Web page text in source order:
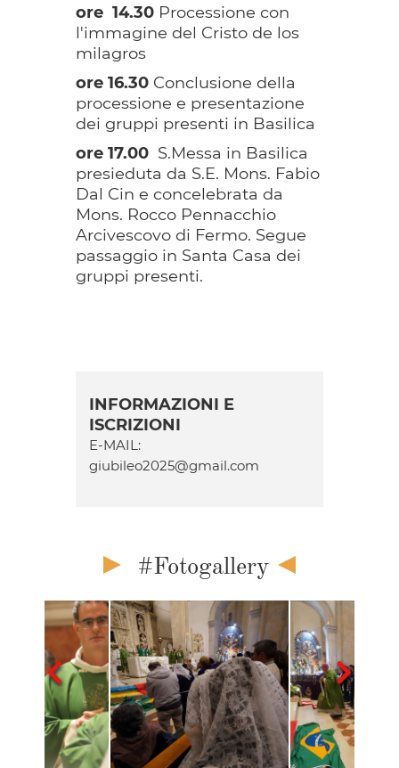
ore 14.30 Processione con
l'immagine del Cristo de los
milagros
ore 16.30Conclusione della
processione e presentazione
dei gruppi presenti in Basilica
ore 17.00 S.Messa in Basilica
presieduta da S.E. Mons. Fabio
Dal Cin e concelebrata da
Mons. Rocco Pennacchio
Arcivescovo di Fermo. Segue
passaggio in Santa Casa dei
gruppi presenti.
INFORMAZIONI E
ISCRIZIONI
E-MAIL:
giubileo2025@gmail.com
#Fotogallery